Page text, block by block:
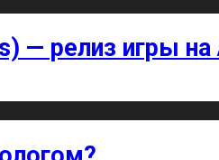
— релиз игры на